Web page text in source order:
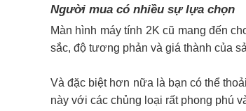
Người mua có nhiều sự lựa chọn
Màn hình máy tính 2K cũ mang đến
sắc, độ tương phản và giá thành của
Và đặc biệt hơn nữa là bạn có thể
này với các chủng loại rất phong phú